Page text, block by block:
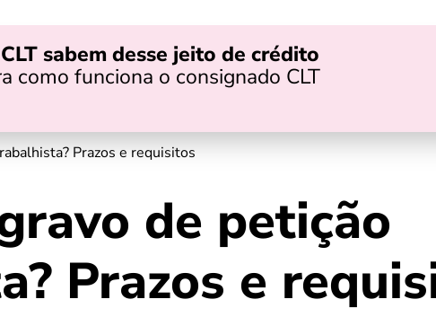
sabem desse jeito de crédito
como funciona o consignado CLT
Prazos e requisitos
de petição
Prazos e